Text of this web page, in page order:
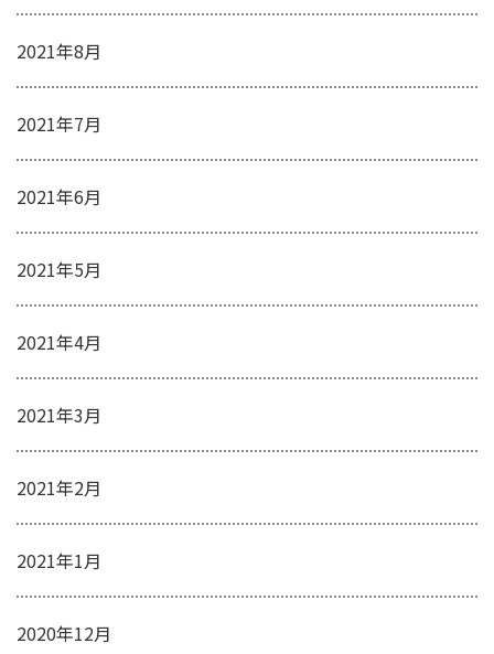
2021年8月
2021年7月
2021年6月
2021年5月
2021年4月
2021年3月
2021年2月
2021年1月
2020年12月